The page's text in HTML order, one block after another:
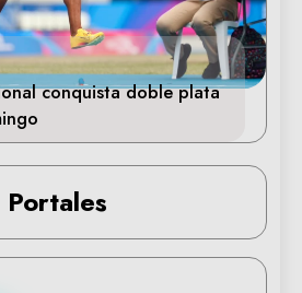
conquista doble plata
Portales